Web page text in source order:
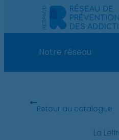
Notre réseau
Retour au catalogue